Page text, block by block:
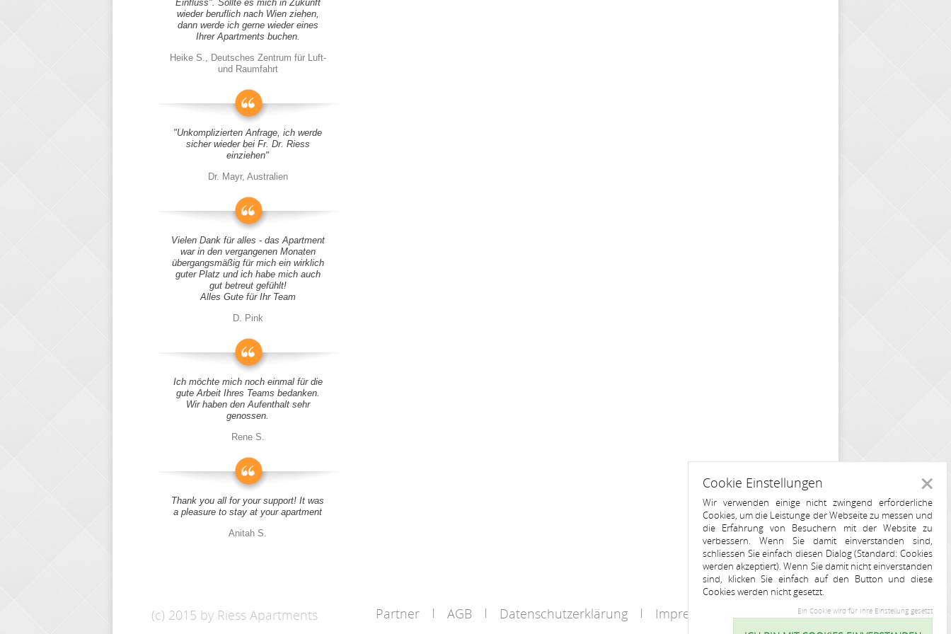
Einfluss". Sollte es mich in Zukunft
wieder beruflich nach Wien ziehen,
dann werde ich gerne wieder eines
Ihrer Apartments buchen.
Heike S., Deutsches Zentrum für Luft-
und Raumfahrt
"Unkomplizierten Anfrage, ich werde
sicher wieder bei Fr. Dr. Riess
einziehen"
Dr. Mayr, Australien
Vielen Dank für alles - das Apartment
war in den vergangenen Monaten
übergangsmäßig für mich ein wirklich
guter Platz und ich habe mich auch
gut betreut gefühlt!
Alles Gute für Ihr Team
D. Pink
Ich möchte mich noch einmal für die
gute Arbeit Ihres Teams bedanken.
Wir haben den Aufenthalt sehr
genossen.
Rene S.
Thank you all for your support! It was
a pleasure to stay at your apartment
Anitah S.
(c) 2015 by Riess Apartments Partner AGB Datenschutzerklärung Impressum Kontakt
Cookie Einstellungen
Wir verwenden einige nicht zwingend erforderliche
Cookies, um die Leistunge der Webseite zu messen und
die Erfahrung von Besuchern mit der Website zu
verbessern. Wenn Sie damit einverstanden sind,
schliessen Sie einfach diesen Dialog (Standard: Cookies
werden akzeptiert). Wenn Sie damit nicht einverstanden
sind, klicken Sie einfach auf den Button und diese
Cookies werden nicht gesetzt.
Ein Cookie wird für Ihre Einstellung gesetzt